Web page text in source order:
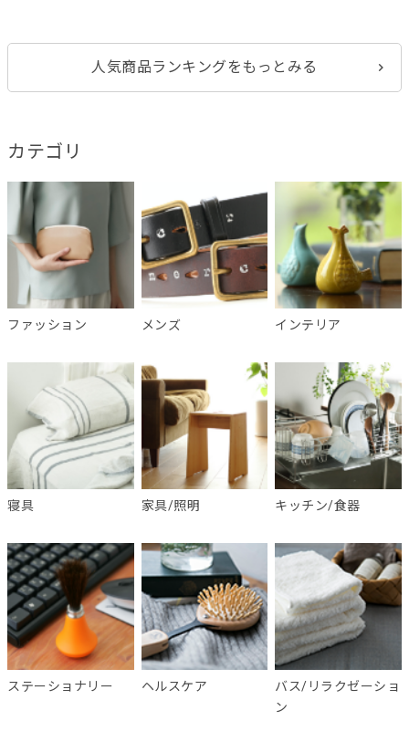
人気商品ランキングをもっとみる
カテゴリ
ファッション メンズ インテリア
寝具 家具/照明 キッチン/食器
ステーショナリー ヘルスケア
バス/リラクゼーショ
ン